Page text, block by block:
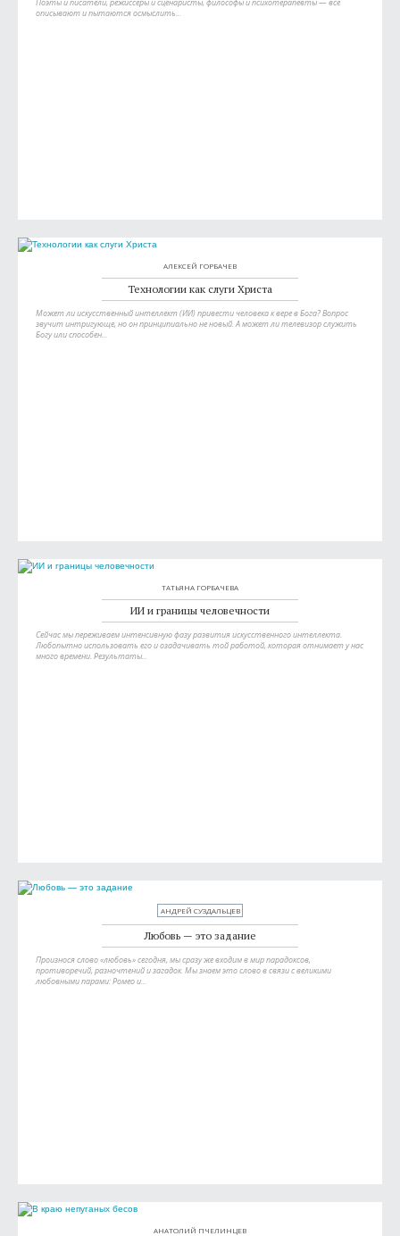
описывают и пытаются осмыслить...
АЛЕКСЕЙ ГОРБАЧЕВ
Технологии как слуги Христа
Может ли искусственный интеллект (ИИ) привести человека к вере в Бога? Вопрос
звучит интригующе, но он принципиально не новый. А может ли телевизор служить
Богу или способен...
ТАТЬЯНА ГОРБАЧЕВА
ИИ и границы человечности
Сейчас мы переживаем интенсивную фазу развития искусственного интеллекта.
Любопытно использовать его и озадачивать той работой, которая отнимает у нас
много времени. Результаты...
АНДРЕЙ СУЗДАЛЬЦЕВ
Любовь — это задание
Произнося слово «любовь» сегодня, мы сразу же входим в мир парадоксов,
противоречий, разночтений и загадок. Мы знаем это слово в связи с великими
любовными парами: Ромео и...
АНАТОЛИЙ ПЧЕЛИНЦЕВ